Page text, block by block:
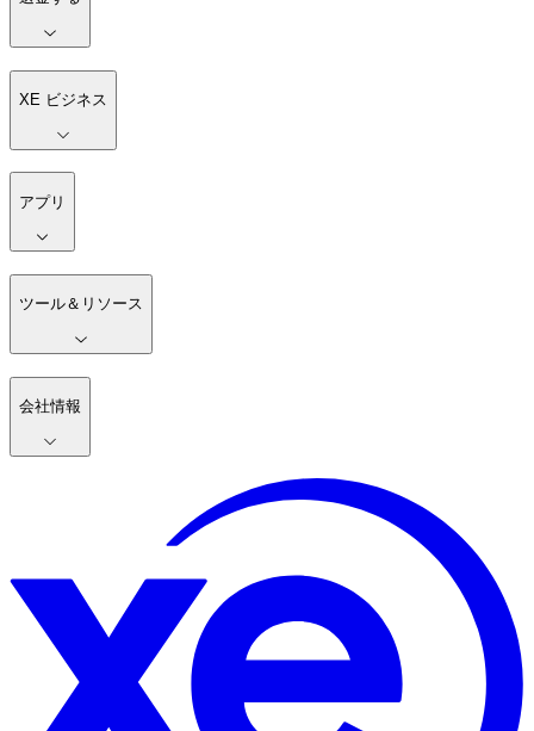
XE ビジネス
アプリ
ツール＆リソース
会社情報